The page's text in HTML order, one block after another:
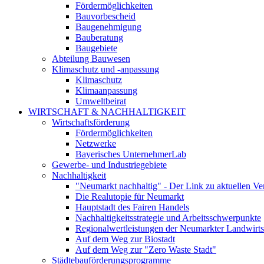
Fördermöglichkeiten
Bauvorbescheid
Baugenehmigung
Bauberatung
Baugebiete
Abteilung Bauwesen
Klimaschutz und -anpassung
Klimaschutz
Klimaanpassung
Umweltbeirat
WIRTSCHAFT & NACHHALTIGKEIT
Wirtschaftsförderung
Fördermöglichkeiten
Netzwerke
Bayerisches UnternehmerLab
Gewerbe- und Industriegebiete
Nachhaltigkeit
"Neumarkt nachhaltig" - Der Link zu aktuellen
Die Realutopie für Neumarkt
Hauptstadt des Fairen Handels
Nachhaltigkeitsstrategie und Arbeitsschwerpunkte
Regionalwertleistungen der Neumarkter
Auf dem Weg zur Biostadt
Auf dem Weg zur "Zero Waste Stadt"
Städtebauförderungsprogramme